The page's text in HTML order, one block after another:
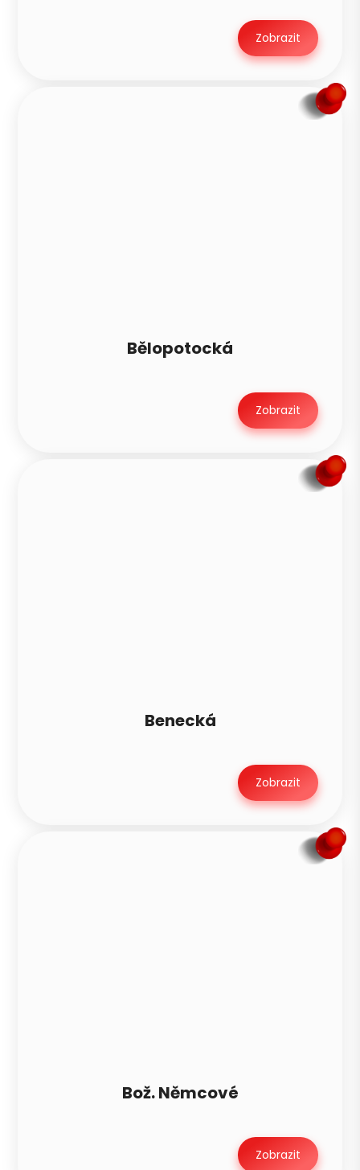
Zobrazit
Bělopotocká
Zobrazit
Benecká
Zobrazit
Bož. Němcové
Zobrazit